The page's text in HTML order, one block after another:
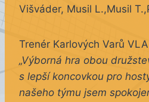
Višváder, Musil L.,Musil
Trenér Karlových Varů
„Výborná hra obou
s lepší koncovkou pro
našeho týmu jsem